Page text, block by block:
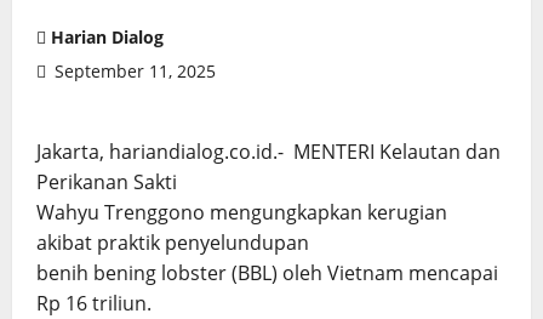
Harian Dialog
September 11, 2025
Jakarta, hariandialog.co.id.- MENTERI Kelautan dan
Perikanan Sakti
Wahyu Trenggono mengungkapkan kerugian
akibat praktik penyelundupan
benih bening lobster (BBL) oleh Vietnam mencapai
Rp 16 triliun.